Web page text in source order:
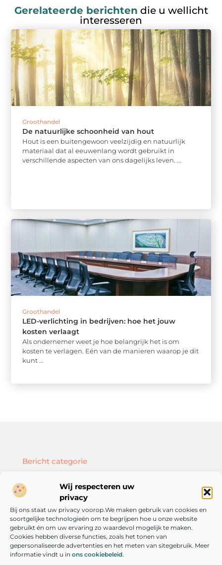
Wij respecteren uw
privacy
Bij ons staat uw privacy voorop.We maken gebruik van cookies en
soortgelijke technologieën om te begrijpen hoe u onze website
gebruikt én om uw ervaring zo waardevol mogelijk te maken.
Cookies hebben diverse functies, zoals het tonen van
gepersonaliseerde advertenties en het meten van sitegebruik. Meer
informatie vindt u in ons cookiebeleid.
Gerelateerde berichten die u wellicht
interesseren
Groothandel
De natuurlijke schoonheid van hout
Hout is een buitengewoon veelzijdig en natuurlijk
materiaal dat al eeuwenlang wordt gebruikt in
verschillende aspecten van ons dagelijks leven. ...
Groothandel
LED-verlichting in bedrijven: hoe het jouw
kosten verlaagt
Als ondernemer weet je hoe belangrijk het is om
kosten te verlagen. Eén van de manieren waarop je dit
kunt ...
Onze informatie
Bericht categorie